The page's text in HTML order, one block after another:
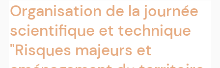
Organisation de la journée
scientifique et technique
"Risques majeurs et